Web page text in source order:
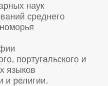
наук
среднего
португальского и
языков
и религии.